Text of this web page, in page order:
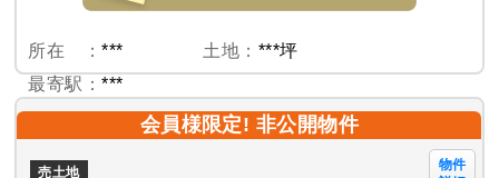
所在 ：***
最寄駅：***
土地： ***坪
会員様限定! 非公開物件
売土地
物件